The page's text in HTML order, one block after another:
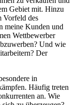
Gebiet mit. Hinzu
Vorfeld des
meine Kunden und
Wettbewerber
Und wie
Der
in
Häufig treten
an. Wie